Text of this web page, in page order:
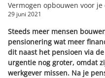
Vermogen opbouwen voor
29 juni 2021
Steeds meer mensen
pensionering wat meer
dit naast het pensioen via de
urgentie nog groter, omdat
werkgever missen. Na je